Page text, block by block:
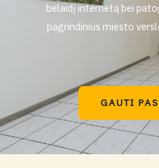
belaidį internetą bei
pagrindinius miesto
GAUTI